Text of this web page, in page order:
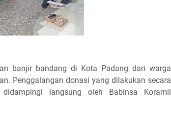
banjir bandang di Kota Padang dari warga
Penggalangan donasi yang dilakukan secara
langsung oleh Babinsa Koramil